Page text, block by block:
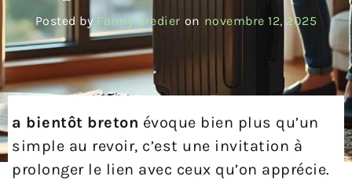
Posted by Fanny Gredier on novembre 12, 2025
a bientôt breton évoque bien plus qu’un
simple au revoir, c’est une invitation à
prolonger le lien avec ceux qu’on apprécie.